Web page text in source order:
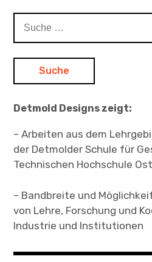
nach:
Detmold Designs zeigt:
– Arbeiten aus dem
der Detmolder Schule für
Technischen Hochschule
– Bandbreite und
von Lehre, Forschung und
Industrie und Institutionen